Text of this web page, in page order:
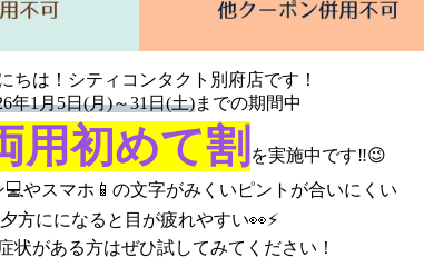
ちは！シティコンタクト別府店です！
年1月5日(月)～31日(土)までの期間中
用初めて割 を実施中です‼️😉
やスマホ📱の文字がみくいピントが合いにくい
夕方にになると目が疲れやすい👀⚡
状がある方はぜひ試してみてください！